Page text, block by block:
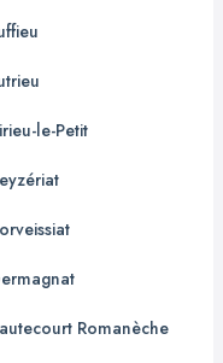
le-Petit
Romanèche